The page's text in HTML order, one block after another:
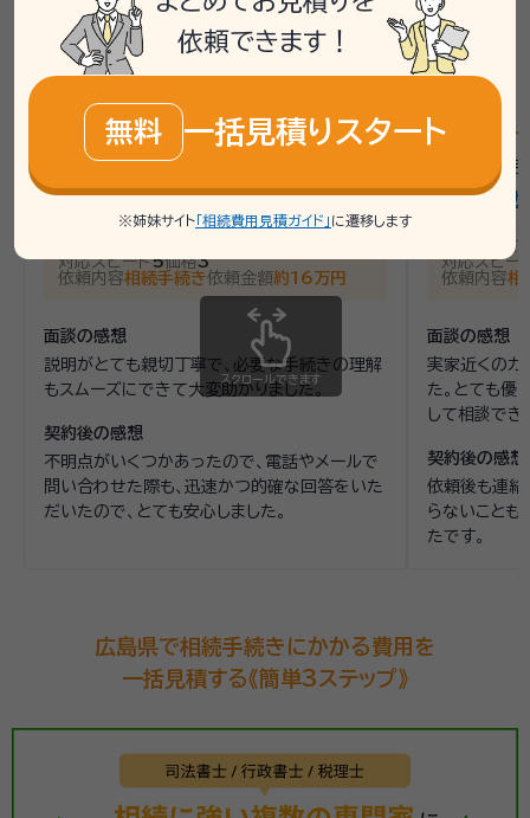
広島県の最新の口コミを見る
starstarstar 5
鈴川行政書士事務所
対応スピード5価格3
依頼内容相続手続き依頼金額約16万円
面談の感想
説明がとても親切丁寧で、必要な手続きの理解
もスムーズにできて大変助かりました。
契約後の感想
不明点がいくつかあったので、電話やメールで
問い合わせた際も、迅速かつ的確な回答をいた
だいたので、とても安心しました。
star
2026年2月
行政書士せ
話しやすさ
対応スピー
依頼内容相
面談の感想
実家近くのカ
た。とても優
して相談でき
契約後の感想
依頼後も連絡
らないことも
たです。
スクロールできます
広島県で相続手続きにかかる費用を
一括見積する《簡単3ステップ》
依頼できます！
無料 一括見積りスタート
※姉妹サイト 「相続費用見積ガイド」 に遷移します